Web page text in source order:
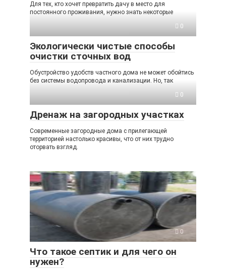
Для тех, кто хочет превратить дачу в место для
постоянного проживания, нужно знать некоторые
0
Экологически чистые способы
очистки сточных вод
Обустройство удобств частного дома не может обойтись
без системы водопровода и канализации. Но, так
0
Дренаж на загородных участках
Современные загородные дома с прилегающей
территорией настолько красивы, что от них трудно
оторвать взгляд.
0
Что такое септик и для чего он
нужен?